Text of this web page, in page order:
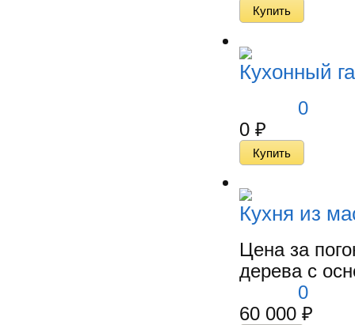
Кухонный
0
0 ₽
Кухня из
Цена за
дерева с
0
60 000 ₽